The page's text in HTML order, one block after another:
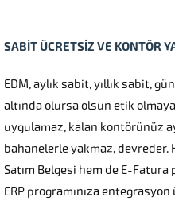
SABİT ÜCRETSİZ VE KONTÖR
EDM, aylık sabit, yıllık sabit,
altında olursa olsun etik
uygulamaz, kalan kontörünüz
bahanelerle yakmaz, devreder.
Satım Belgesi hem de E-
ERP programınıza